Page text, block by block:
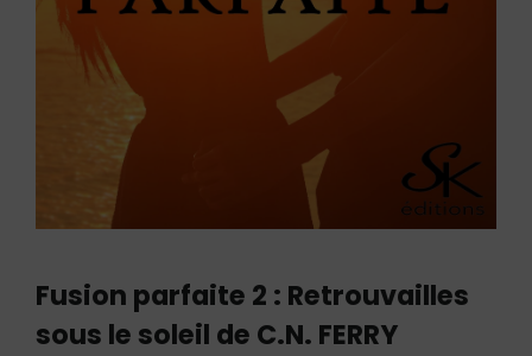
Fusion parfaite 2 : Retrouvailles
sous le soleil de C.N. FERRY